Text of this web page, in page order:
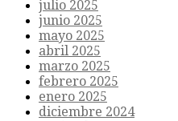
julio 2025
junio 2025
mayo 2025
abril 2025
marzo 2025
febrero 2025
enero 2025
diciembre 2024